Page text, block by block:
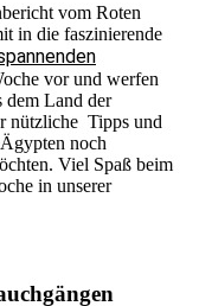
vom Roten
in die faszinierende
vor und werfen
dem Land der
nützliche Tipps und
noch
Viel Spaß beim
in unserer